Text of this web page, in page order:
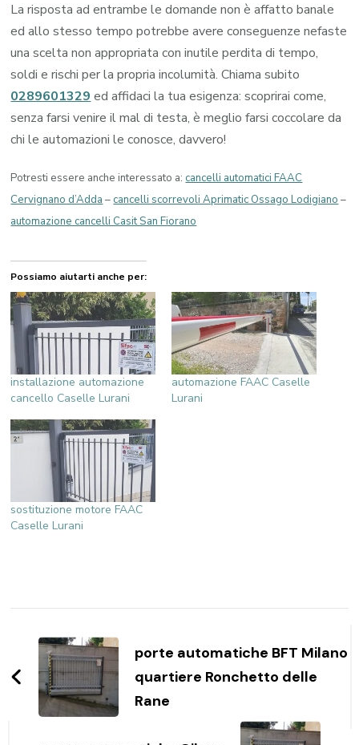
La risposta ad entrambe le domande non è affatto banale
ed allo stesso tempo potrebbe avere conseguenze nefaste
una scelta non appropriata con inutile perdita di tempo,
soldi e rischi per la propria incolumità. Chiama subito
0289601329 ed affidaci la tua esigenza: scoprirai come,
senza farsi venire il mal di testa, è meglio farsi coccolare da
chi le automazioni le conosce, davvero!
Potresti essere anche interessato a:cancelli automatici FAAC
Cervignano d’Adda –cancelli scorrevoli Aprimatic Ossago Lodigiano –
automazione cancelli Casit San Fiorano
Possiamo aiutarti anche per:
installazione automazione
cancello Caselle Lurani
automazione FAAC Caselle
Lurani
sostituzione motore FAAC
Caselle Lurani
articoli
porte automatiche BFT Milano
quartiere Ronchetto delle
Rane